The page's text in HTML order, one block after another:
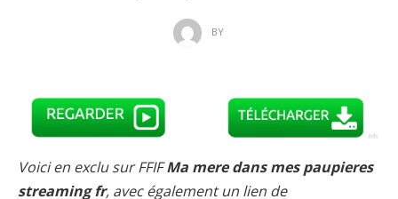
BY
Voici en exclu sur FFIFMa mere dans mes paupieres
streaming fr, avec également un lien de